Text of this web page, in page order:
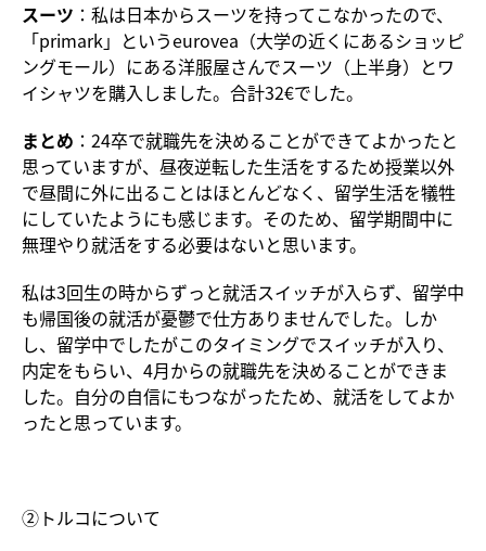
スーツ ：私は日本からスーツを持ってこなかったので、
「primark」というeurovea（大学の近くにあるショッピ
ングモール）にある洋服屋さんでスーツ（上半身）とワ
イシャツを購入しました。合計32€でした。
まとめ ：24卒で就職先を決めることができてよかったと
思っていますが、昼夜逆転した生活をするため授業以外
で昼間に外に出ることはほとんどなく、留学生活を犠牲
にしていたようにも感じます。そのため、留学期間中に
無理やり就活をする必要はないと思います。
私は3回生の時からずっと就活スイッチが入らず、留学中
も帰国後の就活が憂鬱で仕方ありませんでした。しか
し、留学中でしたがこのタイミングでスイッチが入り、
内定をもらい、4月からの就職先を決めることができま
した。自分の自信にもつながったため、就活をしてよか
ったと思っています。
②トルコについて